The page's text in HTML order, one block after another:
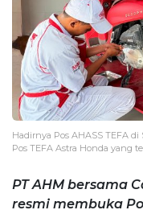
Hadirnya Pos AHASS TEFA
Pos TEFA Astra Honda yang
PT AHM bersama
resmi membuka